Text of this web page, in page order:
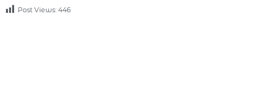
Post Views: 446